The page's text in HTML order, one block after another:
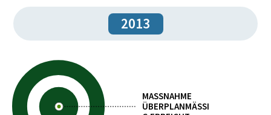
2013
MASSNAHME
ÜBERPLANMÄSSIG